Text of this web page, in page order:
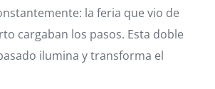
la feria que vio de
cargaban los pasos. Esta doble
ilumina y transforma el